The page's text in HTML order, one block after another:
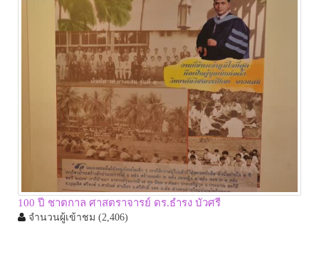
100 ปี ชาตกาล ศาสตราจารย์ ดร.ธำรง บัวศรี
จำนวนผู้เข้าชม (2,406)